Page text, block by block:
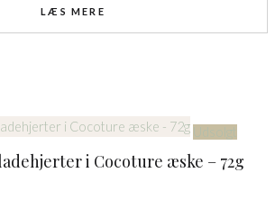
LÆS MERE
Udsolgt
i Cocoture æske – 72g